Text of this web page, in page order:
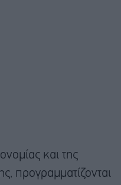
και της
προγραμματίζονται